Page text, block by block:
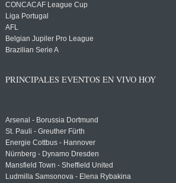
CONCACAF League Cup
Liga Portugal
AFL
Belgian Jupiler Pro League
Brazilian Serie A
PRINCIPALES EVENTOS EN VIVO HOY
Arsenal - Borussia Dortmund
St. Pauli - Greuther Fürth
Energie Cottbus - Hannover
Nürnberg - Dynamo Dresden
Mansfield Town - Sheffield United
Ludmilla Samsonova - Elena Rybakina